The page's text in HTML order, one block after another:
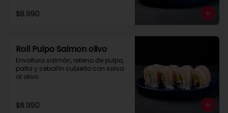
$8.990
Roll Pulpo Salmon olivo
Envoltura salmón, relleno de pulpo,
palta y cebollín cubierto con salsa
al olivo.
$8.990